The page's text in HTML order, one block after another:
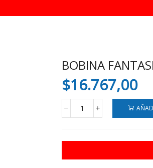
BOBINA
$16.767,00
BOBINA
CM
VARIOS